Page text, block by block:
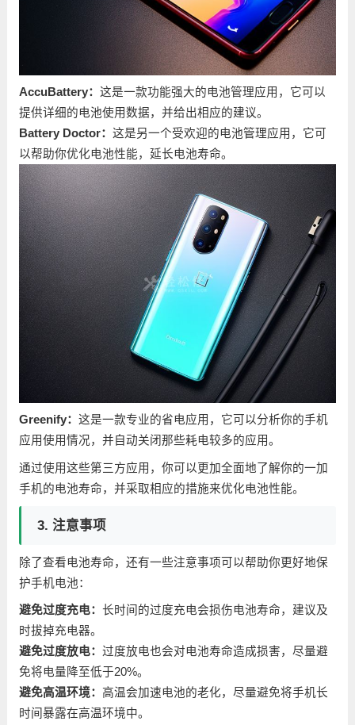
AccuBattery： 这是一款功能强大的电池管理应用，它可以
提供详细的电池使用数据，并给出相应的建议。
Battery Doctor： 这是另一个受欢迎的电池管理应用，它可
以帮助你优化电池性能，延长电池寿命。
Greenify： 这是一款专业的省电应用，它可以分析你的手机
应用使用情况，并自动关闭那些耗电较多的应用。
通过使用这些第三方应用，你可以更加全面地了解你的一加
手机的电池寿命，并采取相应的措施来优化电池性能。
3. 注意事项
除了查看电池寿命，还有一些注意事项可以帮助你更好地保
护手机电池：
避免过度充电： 长时间的过度充电会损伤电池寿命，建议及
时拔掉充电器。
避免过度放电： 过度放电也会对电池寿命造成损害，尽量避
免将电量降至低于20%。
避免高温环境： 高温会加速电池的老化，尽量避免将手机长
时间暴露在高温环境中。